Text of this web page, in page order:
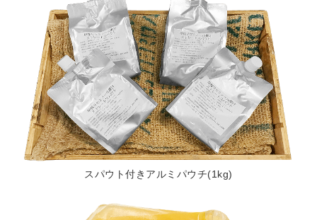
スパウト付きアルミパウチ(1kg)